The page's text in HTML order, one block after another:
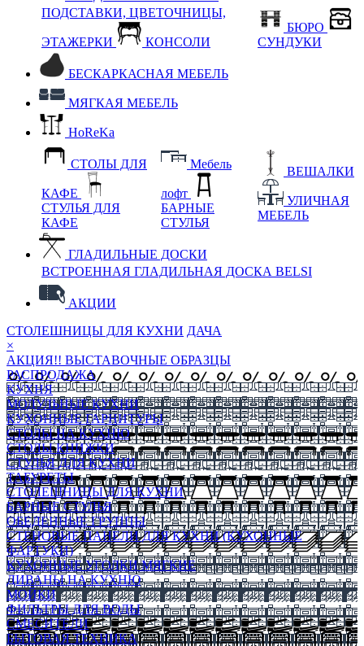
ПОДСТАВКИ, ЦВЕТОЧНИЦЫ,
ЭТАЖЕРКИ КОНСОЛИ
БЮРО
СУНДУКИ
БЕСКАРКАСНАЯ МЕБЕЛЬ
МЯГКАЯ МЕБЕЛЬ
HoReKa
СТОЛЫ ДЛЯ
КАФЕ
СТУЛЬЯ ДЛЯ
КАФЕ
Мебель
лофт
БАРНЫЕ
СТУЛЬЯ
ВЕШАЛКИ
УЛИЧНАЯ
МЕБЕЛЬ
ГЛАДИЛЬНЫЕ ДОСКИ
ВСТРОЕННАЯ ГЛАДИЛЬНАЯ ДОСКА BELSI
АКЦИИ
СТОЛЕШНИЦЫ ДЛЯ КУХНИ ДАЧА
×
АКЦИЯ!! ВЫСТАВОЧНЫЕ ОБРАЗЦЫ
РАСПРОДАЖА
КУХНЯ
МОДУЛЬНЫЕ КУХНИ
КУХОННЫЕ ГАРНИТУРЫ
СТОЛЫ НА КУХНЮ
СТОЛЫ КНИЖКИ
СТУЛЬЯ ДЛЯ КУХНИ
ТАБУРЕТЫ
СТОЛЕШНИЦЫ ДЛЯ КУХНИ
БАРНЫЕ СТУЛЬЯ
ОБЕДЕННЫЕ ГРУППЫ
СТЕНОВЫЕ ПАНЕЛИ ДЛЯ КУХНИ (КУХОННЫЕ
ФАРТУКИ)
КУХОННЫЕ УГОЛКИ МЯГКИЕ
ДИВАНЫ НА КУХНЮ
МОЙКИ
ФИЛЬТРЫ ДЛЯ ВОДЫ
СМЕСИТЕЛИ
БЫТОВАЯ ТЕХНИКА